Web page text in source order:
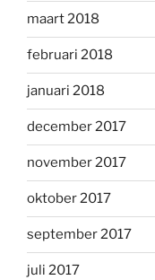
maart 2018
februari 2018
januari 2018
december 2017
november 2017
oktober 2017
september 2017
juli 2017